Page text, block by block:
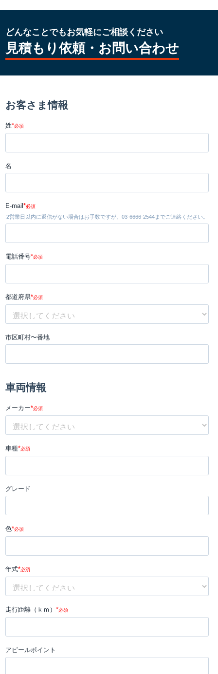
どんなことでもお気軽にご相談ください
見積もり依頼・お問い合わせ